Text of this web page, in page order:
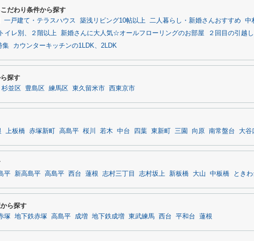
だわり条件から探す
一戸建て・テラスハウス 築浅リビング10帖以上 二人暮らし・新婚さんおすすめ 中
イレ別、２階以上
新婚さんに大人気☆オールフローリングのお部屋 ２回目の引越
集
カウンターキッチンの1LDK、2LDK
探す
杉並区 豊島区 練馬区 東久留米市 西東京市
上板橋 赤塚新町 高島平 桜川 若木 中台 四葉 東新町 三園 向原 南常盤台 大谷
平 新高島平 高島平 西台 蓮根 志村三丁目 志村坂上 新板橋 大山 中板橋 ときわ
ら探す
塚 地下鉄赤塚 高島平 成増 地下鉄成増 東武練馬 西台 平和台 蓮根